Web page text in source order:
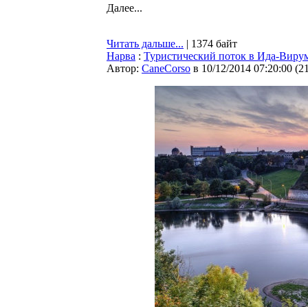
Далее...
Читать дальше... | 1374 байт
Нарва : Туристический поток в Ида-
Автор: CaneCorso в 10/12/2014 07:20:00 (